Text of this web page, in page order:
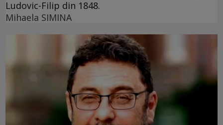
Ludovic-Filip din 1848.
Mihaela SIMINA